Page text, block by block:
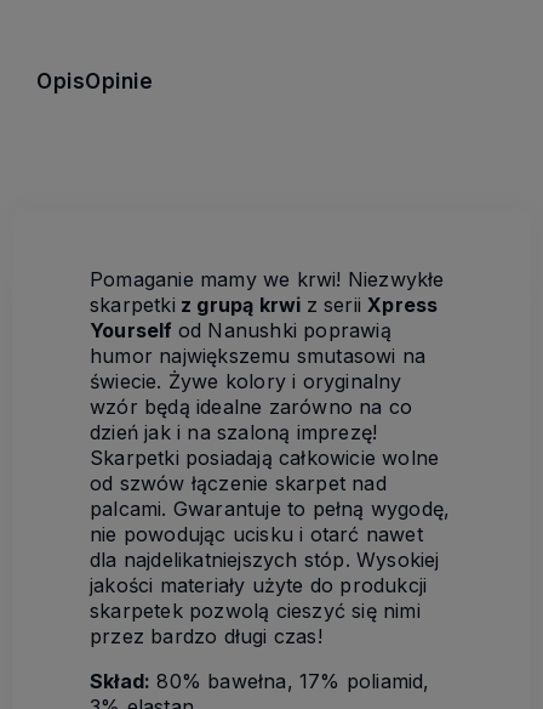
OpisOpinie
Pomaganie mamy we krwi! Niezwykłe
skarpetki z grupą krwi z serii Xpress
Yourself od Nanushki poprawią
humor największemu smutasowi na
świecie. Żywe kolory i oryginalny
wzór będą idealne zarówno na co
dzień jak i na szaloną imprezę!
Skarpetki posiadają całkowicie wolne
od szwów łączenie skarpet nad
palcami. Gwarantuje to pełną wygodę,
nie powodując ucisku i otarć nawet
dla najdelikatniejszych stóp. Wysokiej
jakości materiały użyte do produkcji
skarpetek pozwolą cieszyć się nimi
przez bardzo długi czas!
Skład: 80% bawełna, 17% poliamid,